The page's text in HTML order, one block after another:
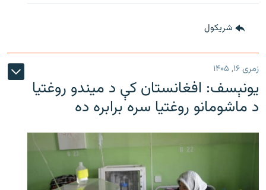
شريکول
زمری ۱۶, ۱۴۰۵
یونېسف: افغانستان کې د میندو روغتیا
د ماشومانو روغتیا سره برابره ده